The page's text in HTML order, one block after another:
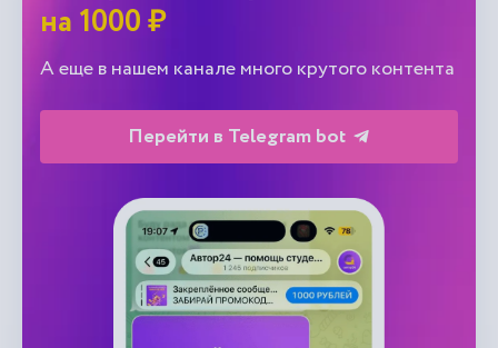
на 1000 ₽
А еще в нашем канале много крутого контента
Перейти в Telegram bot